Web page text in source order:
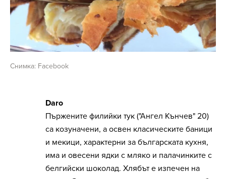
Снимка: Facebook
Daro
Пържените филийки тук ("Ангел Кънчев" 20)
са козуначени, а освен класическите баници
и мекици, характерни за българската кухня,
има и овесени ядки с мляко и палачинките с
белгийски шоколад. Хлябът е изпечен на